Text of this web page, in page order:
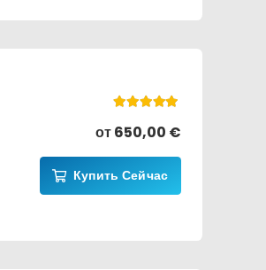
от650,00 €
Купить Сейчас